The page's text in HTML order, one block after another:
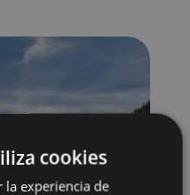
cookies
experiencia de